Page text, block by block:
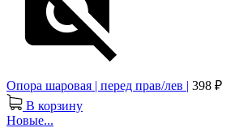
Опора шаровая | перед прав/лев | 398 ₽
В корзину
Новые...